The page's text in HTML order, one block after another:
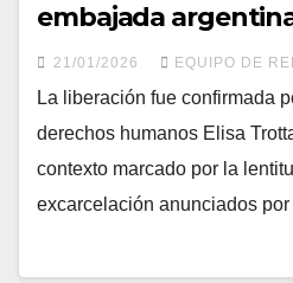
embajada
21/01/2026 EQUIPO DE
La liberación fue confirmada
derechos humanos Elisa
contexto marcado por la
excarcelación anunciados